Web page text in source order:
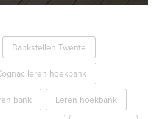
Bankstellen Twente
leren hoekbank
bank Leren hoekbank